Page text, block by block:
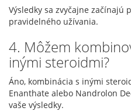
Výsledky sa zvyčajne začínajú
pravidelného užívania.
4. Môžem
inými steroidmi?
Áno, kombinácia s inými
Enanthate alebo Nandrolon
vaše výsledky.